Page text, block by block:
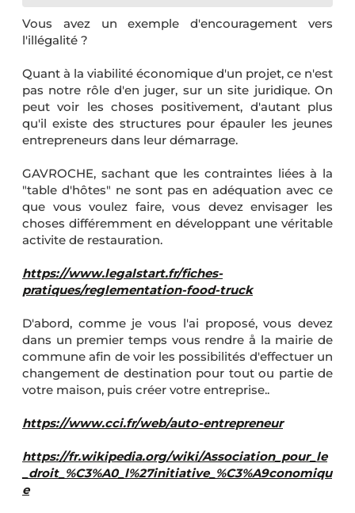
Vous avez un exemple d'encouragement vers
l'illégalité ?
Quant à la viabilité économique d'un projet, ce n'est
pas notre rôle d'en juger, sur un site juridique. On
peut voir les choses positivement, d'autant plus
qu'il existe des structures pour épauler les jeunes
entrepreneurs dans leur démarrage.
GAVROCHE, sachant que les contraintes liées à la
"table d'hôtes" ne sont pas en adéquation avec ce
que vous voulez faire, vous devez envisager les
choses différemment en développant une véritable
activite de restauration.
https://www.legalstart.fr/fiches-
pratiques/reglementation-food-truck
D'abord, comme je vous l'ai proposé, vous devez
dans un premier temps vous rendre å la mairie de
commune afin de voir les possibilités d'effectuer un
changement de destination pour tout ou partie de
votre maison, puis créer votre entreprise..
https://www.cci.fr/web/auto-entrepreneur
https://fr.wikipedia.org/wiki/Association_pour_le
_droit_%C3%A0_l%27initiative_%C3%A9conomiqu
e